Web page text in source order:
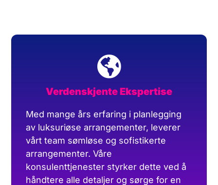
Verdenskjente Ekspertise
Med mange års erfaring i planlegging
av luksuriøse arrangementer, leverer
vårt team sømløse og sofistikerte
arrangementer. Våre
konsulenttjenester styrker dette ved å
håndtere alle detaljer og sørge for en